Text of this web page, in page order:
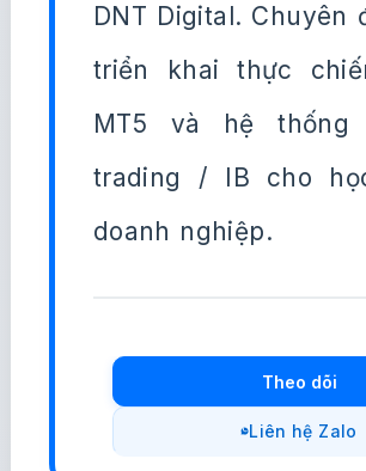
DNT Digital. Chuyên
triển khai thực
MT5 và hệ thống
trading / IB cho
doanh nghiệp.
Theo dõi
Liên hệ Zalo